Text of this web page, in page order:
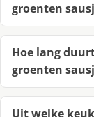
groenten
Hoe lang
groenten
Uit welke